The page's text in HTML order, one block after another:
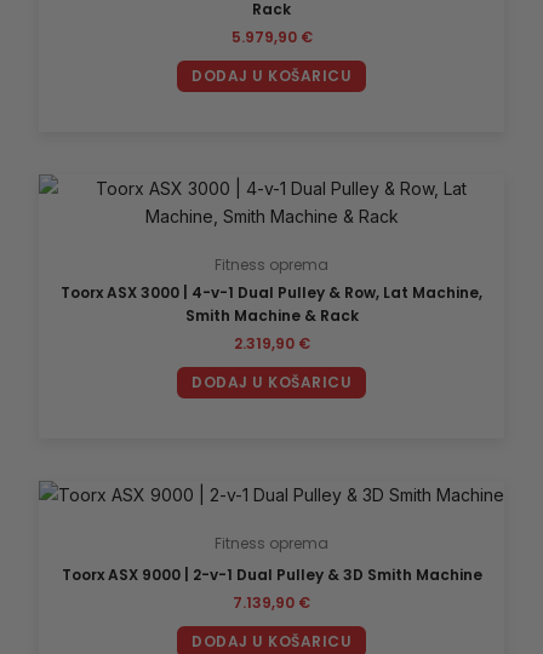
Rack
5.979,90 €
DODAJ U KOŠARICU
Fitness oprema
Toorx ASX 3000 | 4-v-1 Dual Pulley & Row, Lat Machine,
Smith Machine & Rack
2.319,90 €
DODAJ U KOŠARICU
Fitness oprema
Toorx ASX 9000 | 2-v-1 Dual Pulley & 3D Smith Machine
7.139,90 €
DODAJ U KOŠARICU